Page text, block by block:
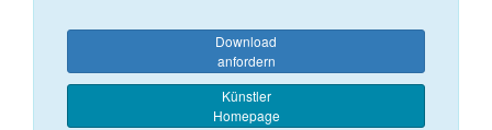
Download
anfordern
Künstler
Homepage